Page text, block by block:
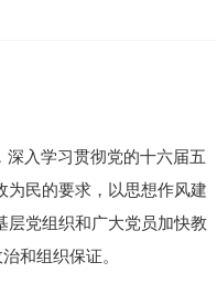
深入学习贯彻党的十六届五
为民的要求，以思想作风建
层党组织和广大党员加快教
和组织保证。